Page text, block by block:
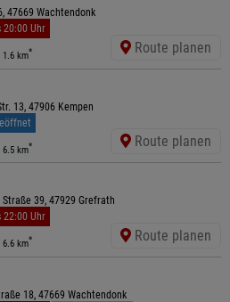
47669 Wachtendonk
Uhr
1.6 km* Route planen
13, 47906 Kempen
6.5 km* Route planen
Straße 39, 47929 Grefrath
Uhr
6.6 km* Route planen
18, 47669 Wachtendonk